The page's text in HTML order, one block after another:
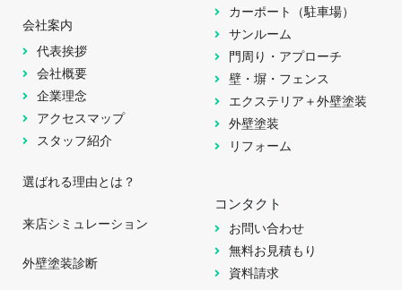
会社案内
代表挨拶
会社概要
企業理念
アクセスマップ
スタッフ紹介
選ばれる理由とは？
カーポート（駐車場）
サンルーム
門周り・アプローチ
壁・塀・フェンス
エクステリア＋外壁塗装
外壁塗装
リフォーム
来店シミュレーション
外壁塗装診断
コンタクト
お問い合わせ
無料お見積もり
資料請求